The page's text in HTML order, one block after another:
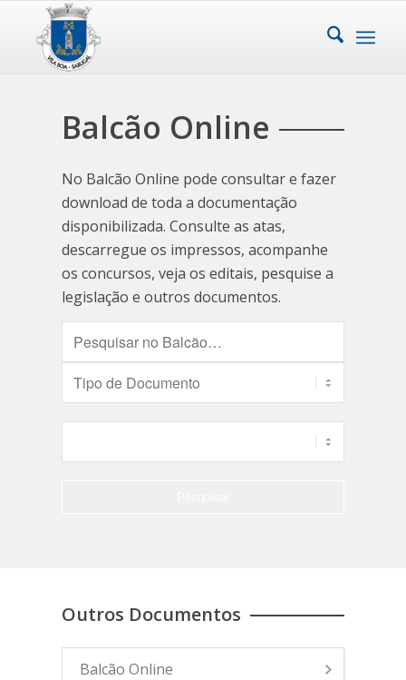
Balcão Online
No Balcão Online pode consultar e fazer
download de toda a documentação
disponibilizada. Consulte as atas,
descarregue os impressos, acompanhe
os concursos, veja os editais, pesquise a
legislação e outros documentos.
Outros Documentos
Balcão Online